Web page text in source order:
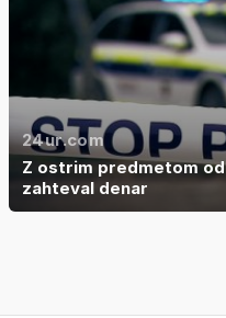
24ur.com
Z ostrim predmetom
zahteval denar